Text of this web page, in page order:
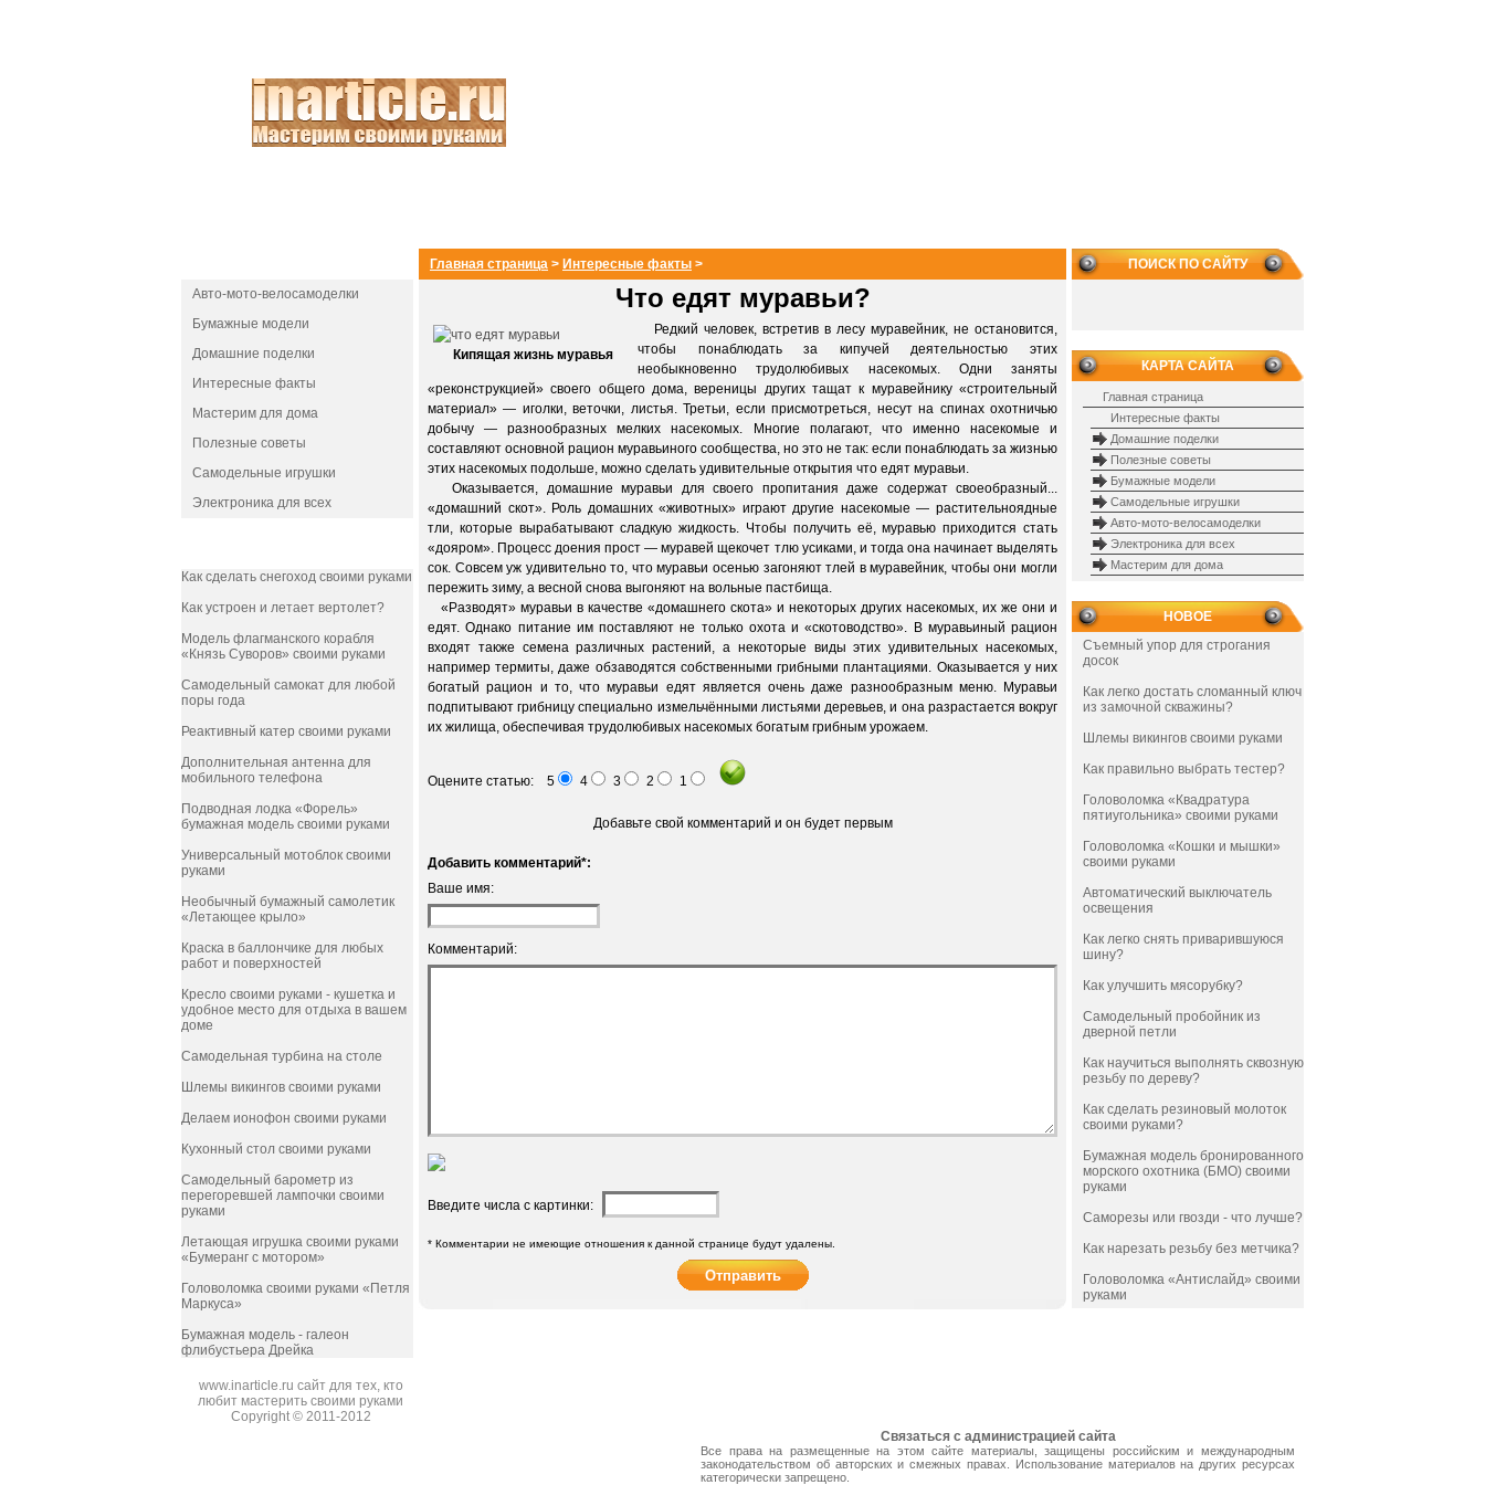
Авто-мото-велосамоделки
Бумажные модели
Домашние поделки
Интересные факты
Мастерим для дома
Полезные советы
Самодельные игрушки
Электроника для всех
Как сделать снегоход своими руками
Как устроен и летает вертолет?
Модель флагманского корабля
«Князь Суворов» своими руками
Самодельный самокат для любой
поры года
Реактивный катер своими руками
Дополнительная антенна для
мобильного телефона
Подводная лодка «Форель»
бумажная модель своими руками
Универсальный мотоблок своими
руками
Необычный бумажный самолетик
«Летающее крыло»
Краска в баллончике для любых
работ и поверхностей
Кресло своими руками - кушетка и
удобное место для отдыха в вашем
доме
Самодельная турбина на столе
Шлемы викингов своими руками
Делаем ионофон своими руками
Кухонный стол своими руками
Самодельный барометр из
перегоревшей лампочки своими
руками
Летающая игрушка своими руками
«Бумеранг с мотором»
Головоломка своими руками «Петля
Маркуса»
Бумажная модель - галеон
флибустьера Дрейка
Главная страница > Интересные факты >
Что едят муравьи?
Кипящая жизнь муравья
Редкий человек, встретив в лесу муравейник, не остановится,
чтобы понаблюдать за кипучей деятельностью этих
необыкновенно трудолюбивых насекомых. Одни заняты
«реконструкцией» своего общего дома, вереницы других тащат к муравейнику «строительный
материал» — иголки, веточки, листья. Третьи, если присмотреться, несут на спинах охотничью
добычу — разнообразных мелких насекомых. Многие полагают, что именно насекомые и
составляют основной рацион муравьиного сообщества, но это не так: если понаблюдать за жизнью
этих насекомых подольше, можно сделать удивительные открытия что едят муравьи.
Оказывается, домашние муравьи для своего пропитания даже содержат своеобразный...
«домашний скот». Роль домашних «животных» играют другие насекомые — растительноядные
тли, которые вырабатывают сладкую жидкость. Чтобы получить её, муравью приходится стать
«дояром». Процесс доения прост — муравей щекочет тлю усиками, и тогда она начинает выделять
сок. Совсем уж удивительно то, что муравьи осенью загоняют тлей в муравейник, чтобы они могли
пережить зиму, а весной снова выгоняют на вольные пастбища.
«Разводят» муравьи в качестве «домашнего скота» и некоторых других насекомых, их же они и
едят. Однако питание им поставляют не только охота и «скотоводство». В муравьиный рацион
входят также семена различных растений, а некоторые виды этих удивительных насекомых,
например термиты, даже обзаводятся собственными грибными плантациями. Оказывается у них
богатый рацион и то, что муравьи едят является очень даже разнообразным меню. Муравьи
подпитывают грибницу специально измельчёнными листьями деревьев, и она разрастается вокруг
их жилища, обеспечивая трудолюбивых насекомых богатым грибным урожаем.
Оцените статью: 5 4 3 2 1
Добавьте свой комментарий и он будет первым
Добавить комментарий*:
Ваше имя:
Комментарий:
Введите числа с картинки:
* Комментарии не имеющие отношения к данной странице будут удалены.
ПОИСК ПО САЙТУ
КАРТА САЙТА
Главная страница
Интересные факты
Домашние поделки
Полезные советы
Бумажные модели
Самодельные игрушки
Авто-мото-велосамоделки
Электроника для всех
Мастерим для дома
НОВОЕ
Съемный упор для строгания
досок
Как легко достать сломанный ключ
из замочной скважины?
Шлемы викингов своими руками
Как правильно выбрать тестер?
Головоломка «Квадратура
пятиугольника» своими руками
Головоломка «Кошки и мышки»
своими руками
Автоматический выключатель
освещения
Как легко снять приварившуюся
шину?
Как улучшить мясорубку?
Самодельный пробойник из
дверной петли
Как научиться выполнять сквозную
резьбу по дереву?
Как сделать резиновый молоток
своими руками?
Бумажная модель бронированного
морского охотника (БМО) своими
руками
Саморезы или гвозди - что лучше?
Как нарезать резьбу без метчика?
Головоломка «Антислайд» своими
руками
www.inarticle.ru сайт для тех, кто
любит мастерить своими руками
Copyright © 2011-2012
Связаться с администрацией сайта
Все права на размещенные на этом сайте материалы, защищены российским и международным
законодательством об авторских и смежных правах. Использование материалов на других ресурсах
категорически запрещено.